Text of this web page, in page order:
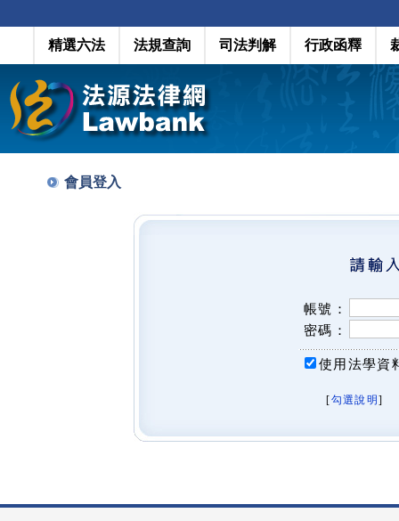
精選六法 法規查詢 司法判解 行政函釋
會員登入
帳號：
密碼：
使用法學資
[勾選說明 ]